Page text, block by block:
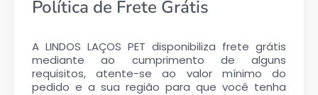
Política de Frete Grátis
A LINDOS LAÇOS PET disponibiliza frete grátis
mediante ao cumprimento de alguns
requisitos, atente-se ao valor mínimo do
pedido e a sua região para que você tenha